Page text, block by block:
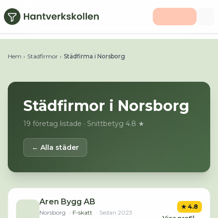
Hoppa till huvudinnehåll
Hem › Städfirmor › Städfirma i Norsborg
Städfirmor i Norsborg
19 företag listade · Snittbetyg 4.8 ★
← Alla städer
Aren Bygg AB
Norsborg · F-skatt · Sedan 2023
★ 4.8